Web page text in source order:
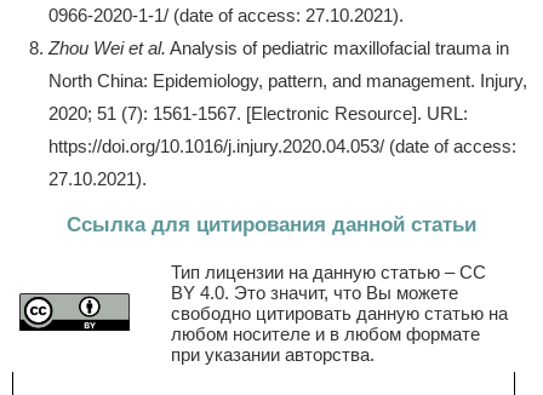
0966-2020-1-1/ (date of access: 27.10.2021).
Zhou Wei et al. Analysis of pediatric maxillofacial trauma in
North China: Epidemiology, pattern, and management. Injury,
2020; 51 (7): 1561-1567. [Electronic Resource]. URL:
https://doi.org/10.1016/j.injury.2020.04.053/ (date of access:
27.10.2021).
Ссылка для цитирования данной статьи
Тип лицензии на данную статью – CC
BY 4.0. Это значит, что Вы можете
свободно цитировать данную статью на
любом носителе и в любом формате
при указании авторства.